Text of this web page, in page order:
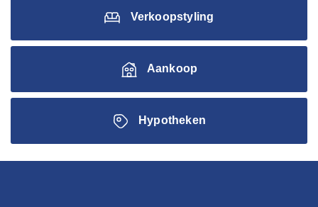
Verkoopstyling
Aankoop
Hypotheken